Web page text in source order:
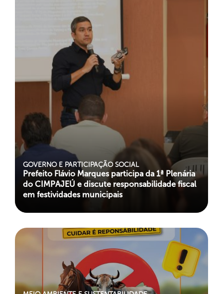
GOVERNO E PARTICIPAÇÃO SOCIAL
Prefeito Flávio Marques participa da 1ª Plenária
do CIMPAJEÚ e discute responsabilidade fiscal
em festividades municipais